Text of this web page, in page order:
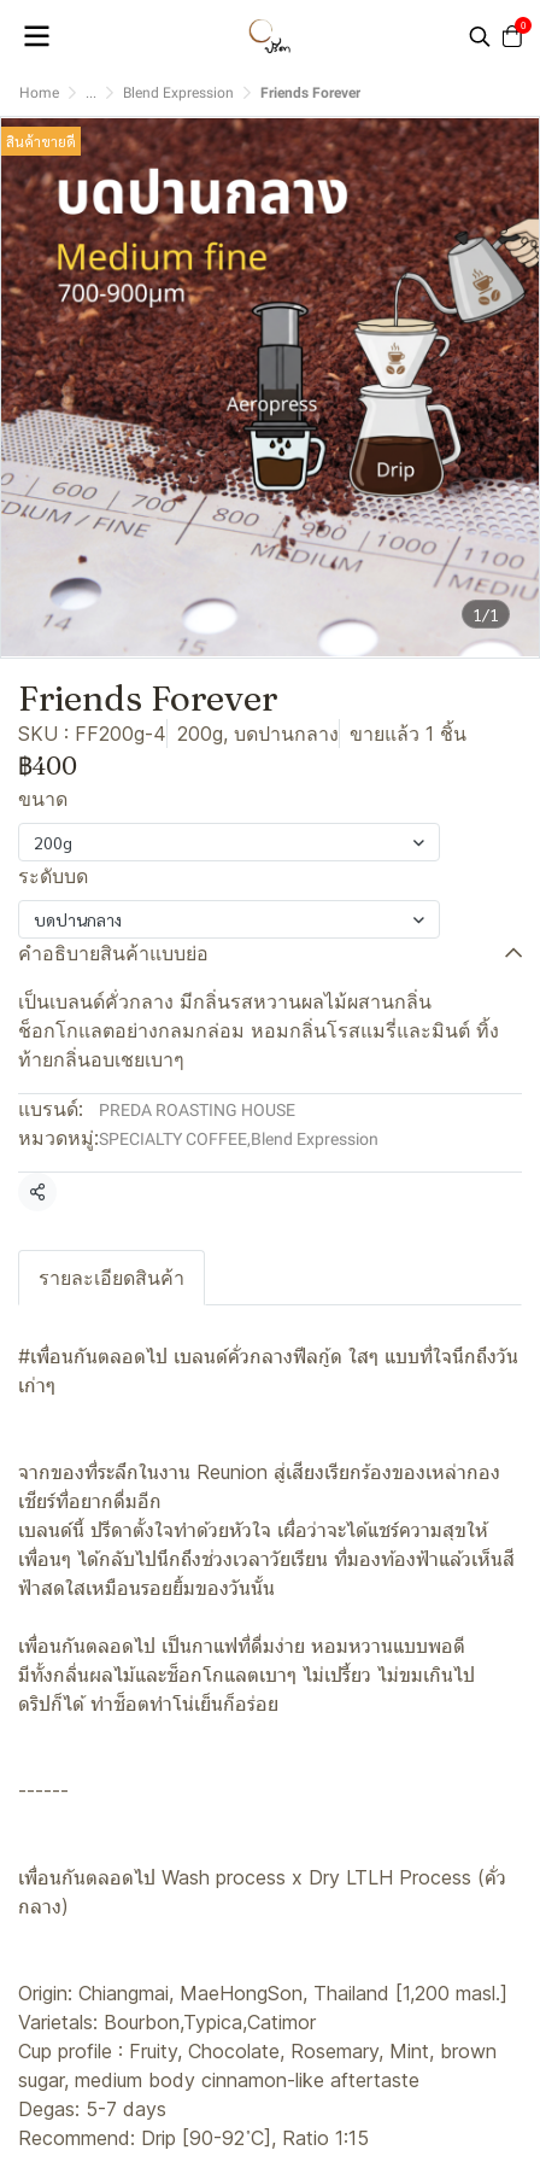
0
Home ... Blend Expression Friends Forever
1/1
สินค้าขายดี
Friends Forever
SKU : FF200g-4 200g, บดปานกลาง ขายแล้ว 1 ชิ้น
฿400
ขนาด
200g
ระดับบด
บดปานกลาง
คำอธิบายสินค้าแบบย่อ
เป็นเบลนด์คั่วกลาง มีกลิ่นรสหวานผลไม้ผสานกลิ่น
ช็อกโกแลตอย่างกลมกล่อม หอมกลิ่นโรสแมรี่และมินต์ ทิ้ง
ท้ายกลิ่นอบเชยเบาๆ
แบรนด์: PREDA ROASTING HOUSE
หมวดหมู่:SPECIALTY COFFEE,Blend Expression
แชร์
รายละเอียดสินค้า
#เพื่อนกันตลอดไป เบลนด์คั่วกลางฟีลกู้ด ใสๆ แบบที่ใจนึกถึงวัน
เก่าๆ
จากของที่ระลึกในงาน Reunion สู่เสียงเรียกร้องของเหล่ากอง
เชียร์ที่อยากดื่มอีก
เบลนด์นี้ ปรีดาตั้งใจทำด้วยหัวใจ เผื่อว่าจะได้แชร์ความสุขให้
เพื่อนๆ ได้กลับไปนึกถึงช่วงเวลาวัยเรียน ที่มองท้องฟ้าแล้วเห็นสี
ฟ้าสดใสเหมือนรอยยิ้มของวันนั้น ️
เพื่อนกันตลอดไป เป็นกาแฟที่ดื่มง่าย หอมหวานแบบพอดี
มีทั้งกลิ่นผลไม้และช็อกโกแลตเบาๆ ไม่เปรี้ยว ไม่ขมเกินไป
ดริปก็ได้ ทำช็อตทำโน่เย็นก็อร่อย
------
เพื่อนกันตลอดไป Wash process x Dry LTLH Process (คั่ว
กลาง)
Origin: Chiangmai, MaeHongSon, Thailand [1,200 masl.]
Varietals: Bourbon,Typica,Catimor
Cup profile : Fruity, Chocolate, Rosemary, Mint, brown
sugar, medium body cinnamon-like aftertaste
Degas: 5-7 days
Recommend: Drip [90-92 ํC], Ratio 1:15